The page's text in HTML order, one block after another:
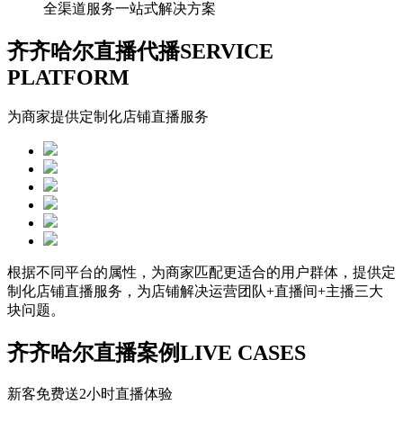
全渠道服务一站式解决方案
齐齐哈尔直播代播SERVICE
PLATFORM
为商家提供定制化店铺直播服务
根据不同平台的属性，为商家匹配更适合的用户群体，提供定
制化店铺直播服务， 为店铺解决运营团队+直播间+主播三大
块问题。
齐齐哈尔直播案例LIVE CASES
新客免费送2小时直播体验